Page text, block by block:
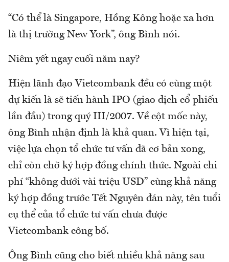
“Có thể là Singapore, Hồng Kông hoặc xa hơn
là thị trường New York”, ông Bình nói.
Niêm yết ngay cuối năm nay?
Hiện lãnh đạo Vietcombank đều có cùng một
dự kiến là sẽ tiến hành IPO (giao dịch cổ phiếu
lần đầu) trong quý III/2007. Về cột mốc này,
ông Bình nhận định là khả quan. Vì hiện tại,
việc lựa chọn tổ chức tư vấn đã cơ bản xong,
chỉ còn chờ ký hợp đồng chính thức. Ngoài chi
phí “không dưới vài triệu USD” cùng khả năng
ký hợp đồng trước Tết Nguyên đán này, tên tuổi
cụ thể của tổ chức tư vấn chưa được
Vietcombank công bố.
Ông Bình cũng cho biết nhiều khả năng sau